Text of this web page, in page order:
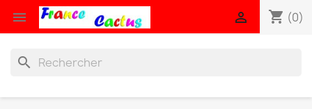
 shopping_cart (0)

search